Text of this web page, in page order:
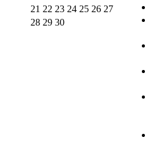
21 22 23 24 25 26 27
28 29 30